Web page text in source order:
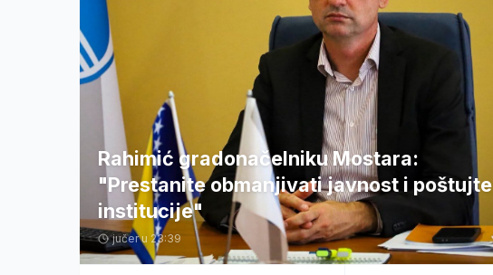
Rahimić gradonačelniku Mostara:
"Prestanite obmanjivati javnost i poštujte
institucije"
jučer u 23:39